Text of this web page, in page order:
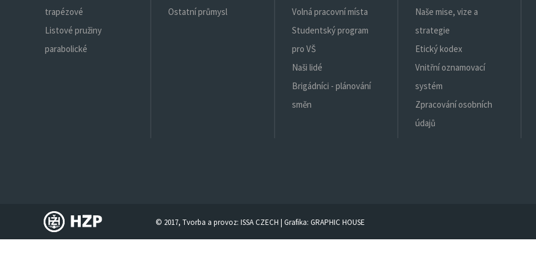
trapézové
Listové pružiny
parabolické
Ostatní průmysl
Volná pracovní místa
Studentský program
pro VŠ
Naši lidé
Brigádníci - plánování
směn
Naše mise, vize a
strategie
Etický kodex
Vnitřní oznamovací
systém
Zpracování osobních
údajů
© 2017, Tvorba a provoz:ISSA CZECH | Grafika:GRAPHIC HOUSE